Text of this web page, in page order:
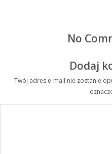
No
Dodaj
Twój adres e-mail nie zostanie